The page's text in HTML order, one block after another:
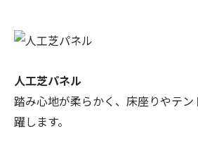
人工芝パネル
踏み心地が柔らかく、床座りやテ
躍します。